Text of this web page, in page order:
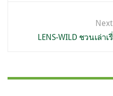
LENS-WILD ชวนเล่า